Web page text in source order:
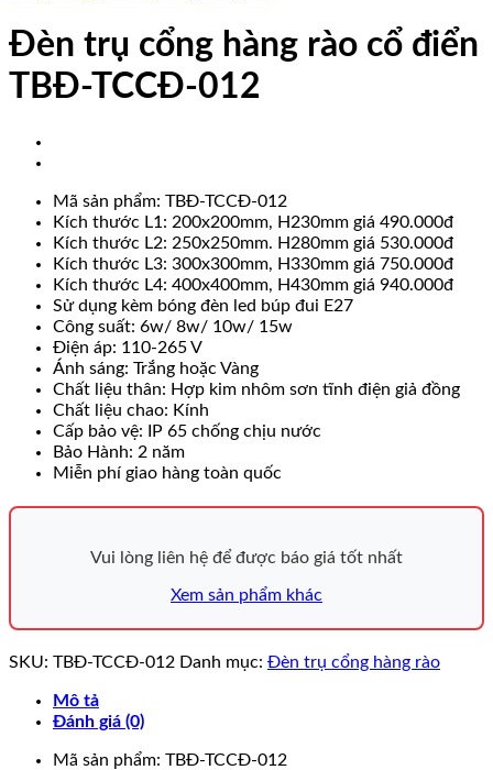
Đèn trụ cổng hàng rào cổ điển
TBĐ-TCCĐ-012
Mã sản phẩm: TBĐ-TCCĐ-012
Kích thước L1: 200x200mm, H230mm giá 490.000đ
Kích thước L2: 250x250mm. H280mm giá 530.000đ
Kích thước L3: 300x300mm, H330mm giá 750.000đ
Kích thước L4: 400x400mm, H430mm giá 940.000đ
Sử dụng kèm bóng đèn led búp đui E27
Công suất: 6w/ 8w/ 10w/ 15w
Điện áp: 110-265 V
Ánh sáng: Trắng hoặc Vàng
Chất liệu thân: Hợp kim nhôm sơn tĩnh điện giả đồng
Chất liệu chao: Kính
Cấp bảo vệ: IP 65 chống chịu nước
Bảo Hành: 2 năm
Miễn phí giao hàng toàn quốc
Vui lòng liên hệ để được báo giá tốt nhất
Xem sản phẩm khác
SKU: TBĐ-TCCĐ-012 Danh mục: Đèn trụ cổng hàng rào
Mô tả
Đánh giá (0)
Mã sản phẩm: TBĐ-TCCĐ-012